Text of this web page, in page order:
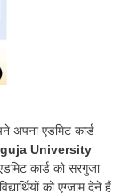
अपना एडमिट कार्ड
University
कार्ड को सरगुजा
को एग्जाम देने हैं